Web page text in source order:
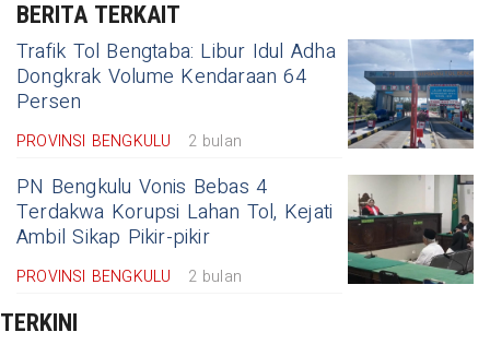
BERITA TERKAIT
Trafik Tol Bengtaba: Libur Idul Adha
Dongkrak Volume Kendaraan 64
Persen
PROVINSI BENGKULU 2 bulan
PN Bengkulu Vonis Bebas 4
Terdakwa Korupsi Lahan Tol, Kejati
Ambil Sikap Pikir-pikir
PROVINSI BENGKULU 2 bulan
TERKINI